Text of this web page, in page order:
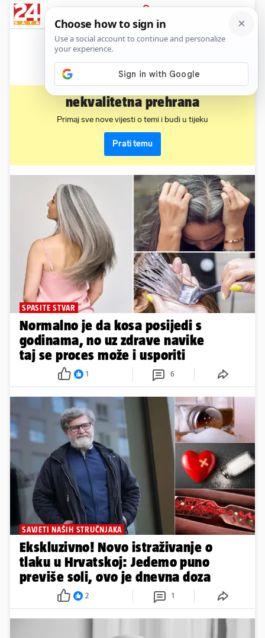
PRIJAVA
News
nekvalitetna prehrana
Primaj sve nove vijesti o temi i budi u tijeku
Prati temu
SPASITE STVAR
Normalno je da kosa posijedi s
godinama, no uz zdrave navike
taj se proces može i usporiti
1 6
SAVJETI NAŠIH STRUČNJAKA
Ekskluzivno! Novo istraživanje o
tlaku u Hrvatskoj: Jedemo puno
previše soli, ovo je dnevna doza
2 1